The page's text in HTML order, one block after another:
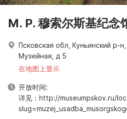
M. P. 穆索尔斯基纪念
Псковская обл, Куньинский р-
Музейная, д 5
在地图上显示
开放时间:
详见：http://museumpskov.ru/